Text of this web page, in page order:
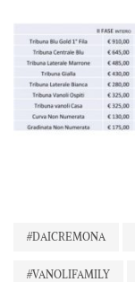
#DAICREMONA
#VANOLIFAMILY